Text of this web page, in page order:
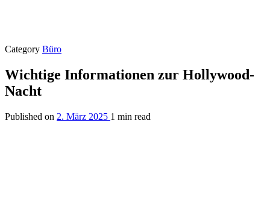
Category Büro
Wichtige Informationen zur Hollywood-
Nacht
Published on 2. März 2025 1 min read